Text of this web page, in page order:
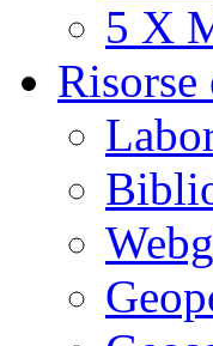
5 X
Risorse